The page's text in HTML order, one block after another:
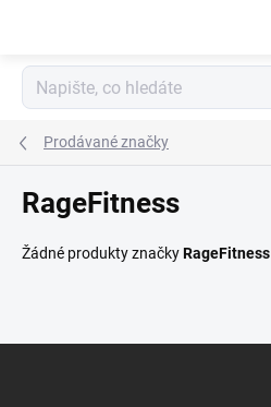
Prodávané značky
RageFitness
Žádné produkty značkyRageFitness